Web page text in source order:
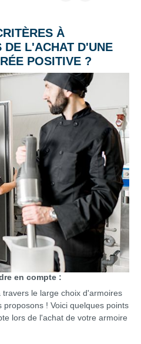
À
DE L'ACHAT D'UNE
POSITIVE ?
en compte :
le large choix d'armoires
! Voici quelques points
lors de l'achat de votre armoire